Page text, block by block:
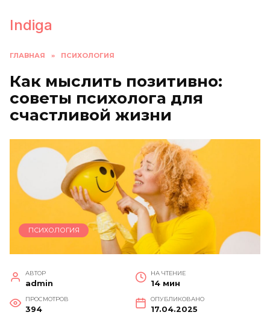
содержанию
Indiga
ГЛАВНАЯ » ПСИХОЛОГИЯ
Как мыслить позитивно:
советы психолога для
счастливой жизни
ПСИХОЛОГИЯ
АВТОР
admin
НА ЧТЕНИЕ
14 мин
ПРОСМОТРОВ
394
ОПУБЛИКОВАНО
17.04.2025